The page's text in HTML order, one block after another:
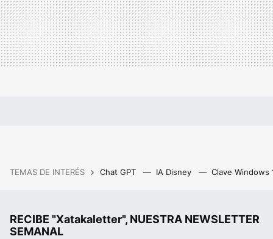
TEMAS DE INTERÉS Chat GPT IA Disney Clave Windows
RECIBE "Xatakaletter", NUESTRA NEWSLETTER
SEMANAL